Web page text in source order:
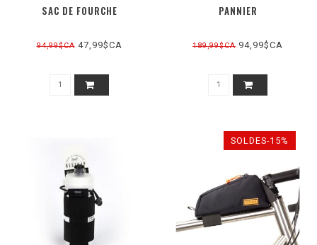
SAC DE FOURCHE
94,99$CA47,99$CA
PANNIER
189,99$CA 94,99$CA
SOLDES-15%